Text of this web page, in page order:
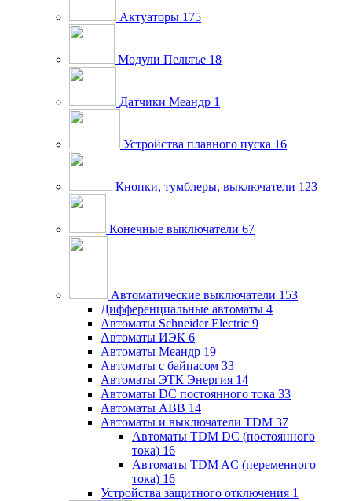
Актуаторы 175
Модули Пельтье 18
Датчики Меандр 1
Устройства плавного пуска 16
Кнопки, тумблеры, выключатели 123
Конечные выключатели 67
Автоматические выключатели 153
Дифференциальные автоматы 4
Автоматы Schneider Electric 9
Автоматы ИЭК 6
Автоматы Меандр 19
Автоматы с байпасом 33
Автоматы ЭТК Энергия 14
Автоматы DC постоянного тока 33
Автоматы ABB 14
Автоматы и выключатели TDM 37
Автоматы TDM DC (постоянного
тока) 16
Автоматы TDM AC (переменного
тока) 16
Устройства защитного отключения 1